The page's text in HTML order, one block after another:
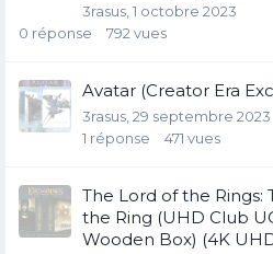
3rasus 1 octobre 2023
0 réponse 792 vues
Avatar (Creator Era
3rasus 29 septembre 2023
1 réponse 471 vues
The Lord of the Rings:
the Ring (UHD Club
Wooden Box) (4K